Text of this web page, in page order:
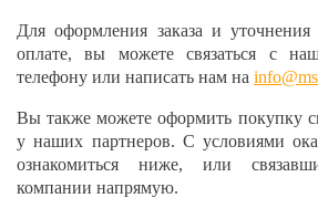
Для оформления заказа и
оплате, вы можете связаться с
телефону или написать нам на
Вы также можете оформить покупку
у наших партнеров. С условиями
ознакомиться ниже, или
компании напрямую.